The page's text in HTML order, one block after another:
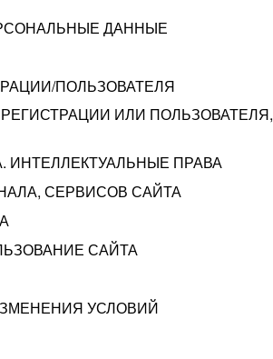
ДАННЫЕ
ПОЛЬЗОВАТЕЛЯ
ИЛИ ПОЛЬЗОВАТЕЛЯ,
ИНТЕЛЛЕКТУАЛЬНЫЕ ПРАВА
СЕРВИСОВ САЙТА
САЙТА
УСЛОВИЙ